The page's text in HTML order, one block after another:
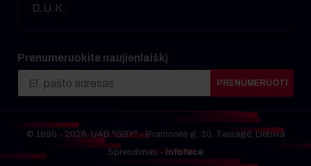
D.U.K.
Prenumeruokite naujienlaiškį
PRENUMERUOTI
© 1995 - 2026. UAB "GBY" - Pramonės g. 30, Tauragė, Lietuva
Sprendimas -
Infoface